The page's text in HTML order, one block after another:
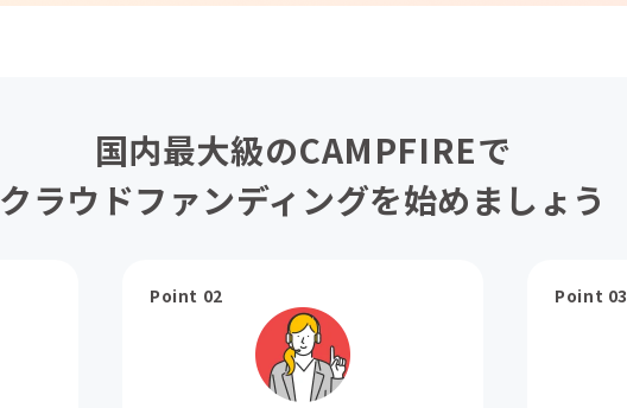
国内最大級のCAMPFIREで
クラウドファンディングを始めましょう
Point 02 Point 03